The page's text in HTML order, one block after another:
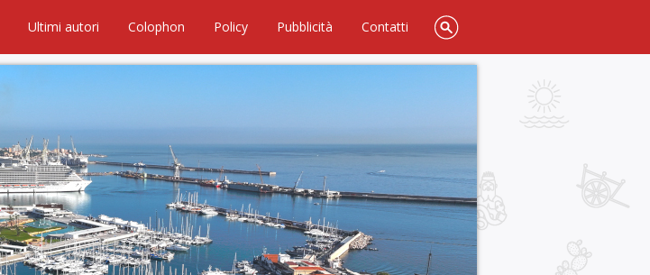
Ultimi autori Colophon Policy Pubblicità Contatti